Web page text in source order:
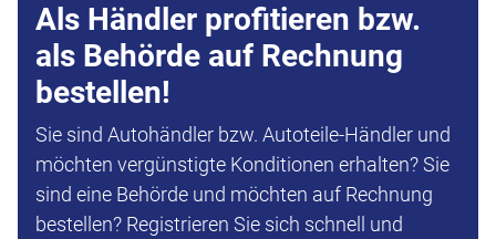
Als Händler profitieren bzw.
als Behörde auf Rechnung
bestellen!
Sie sind Autohändler bzw. Autoteile-Händler und
möchten vergünstigte Konditionen erhalten? Sie
sind eine Behörde und möchten auf Rechnung
bestellen? Registrieren Sie sich schnell und